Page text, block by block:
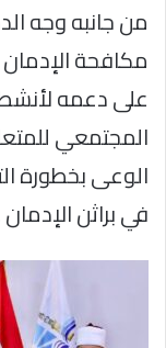
من جانبه وجه
مكافحة
على دعمه
المجتمعي
الوعى بخطورة
في براثن